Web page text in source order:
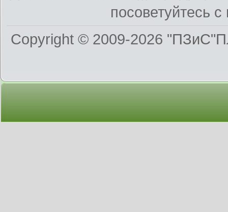
посоветуйтесь
Copyright © 2009-2026